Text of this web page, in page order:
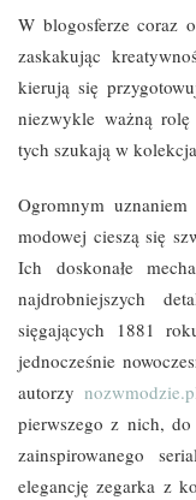
W blogosferze coraz
zaskakując
kierują się
niezwykle ważną rolę
tych szukają w
Ogromnym
modowej cieszą się
Ich doskonałe
najdrobniejszych
sięgających 1881
jednocześnie
autorzy
pierwszego z nich,
zainspirowanego
elegancję zegarka z